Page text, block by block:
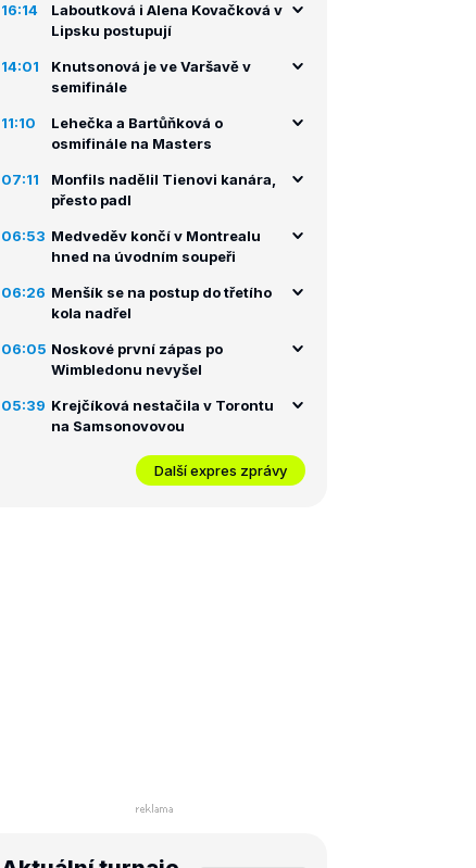
semifinále finále
16:14
Laboutková i Alena Kovačková v
Lipsku postupují
14:01
Knutsonová je ve Varšavě v
semifinále
11:10
Lehečka a Bartůňková o
osmifinále na Masters
07:11
Monfils nadělil Tienovi kanára,
přesto padl
06:53 Medveděv končí v Montrealu
hned na úvodním soupeři
06:26 Menšík se na postup do třetího
kola nadřel
06:05 Noskové první zápas po
Wimbledonu nevyšel
05:39 Krejčíková nestačila v Torontu
na Samsonovovou
Další expres zprávy